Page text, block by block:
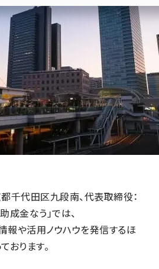
千代田区九段南、代表取締役：
成金なう」では、
報や活用ノウハウを発信するほ
おります。